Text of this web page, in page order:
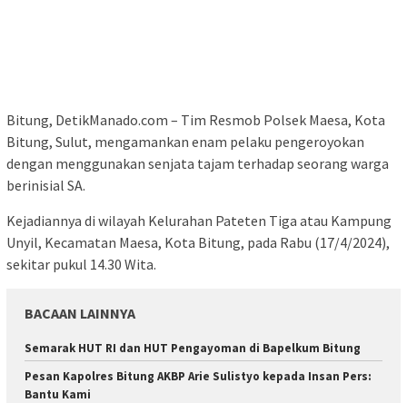
Bitung, DetikManado.com – Tim Resmob Polsek Maesa, Kota
Bitung, Sulut, mengamankan enam pelaku pengeroyokan
dengan menggunakan senjata tajam terhadap seorang warga
berinisial SA.
Kejadiannya di wilayah Kelurahan Pateten Tiga atau Kampung
Unyil, Kecamatan Maesa, Kota Bitung, pada Rabu (17/4/2024),
sekitar pukul 14.30 Wita.
BACAAN LAINNYA
Semarak HUT RI dan HUT Pengayoman di Bapelkum Bitung
Pesan Kapolres Bitung AKBP Arie Sulistyo kepada Insan Pers:
Bantu Kami